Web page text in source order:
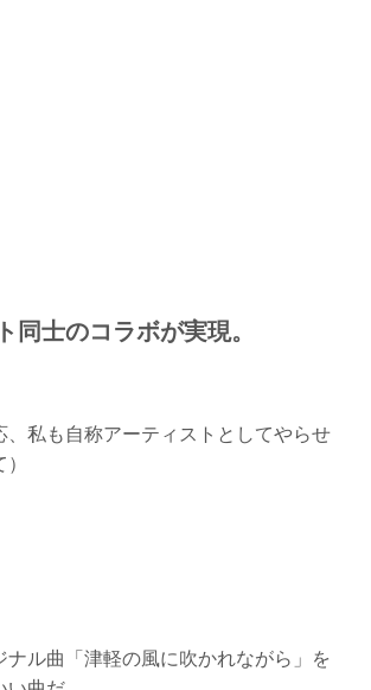
同士のコラボが実現。
、私も自称アーティストとしてやらせ
ナル曲「津軽の風に吹かれながら」を